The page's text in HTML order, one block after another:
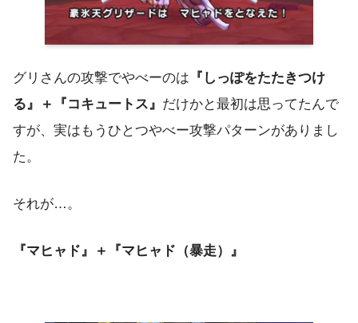
グリさんの攻撃でやべーのは 『しっぽをたたきつけ
る』＋『コキュートス』 だけかと最初は思ってたんで
すが、実はもうひとつやべー攻撃パターンがありまし
た。
それが…。
『マヒャド』＋『マヒャド（暴走）』